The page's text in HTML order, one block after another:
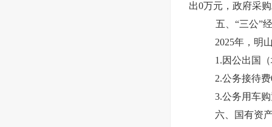
出0万元，政府采
五、“三公”
2025年，明
1.因公出国
2.公务接待
3.公务用车
六、国有资